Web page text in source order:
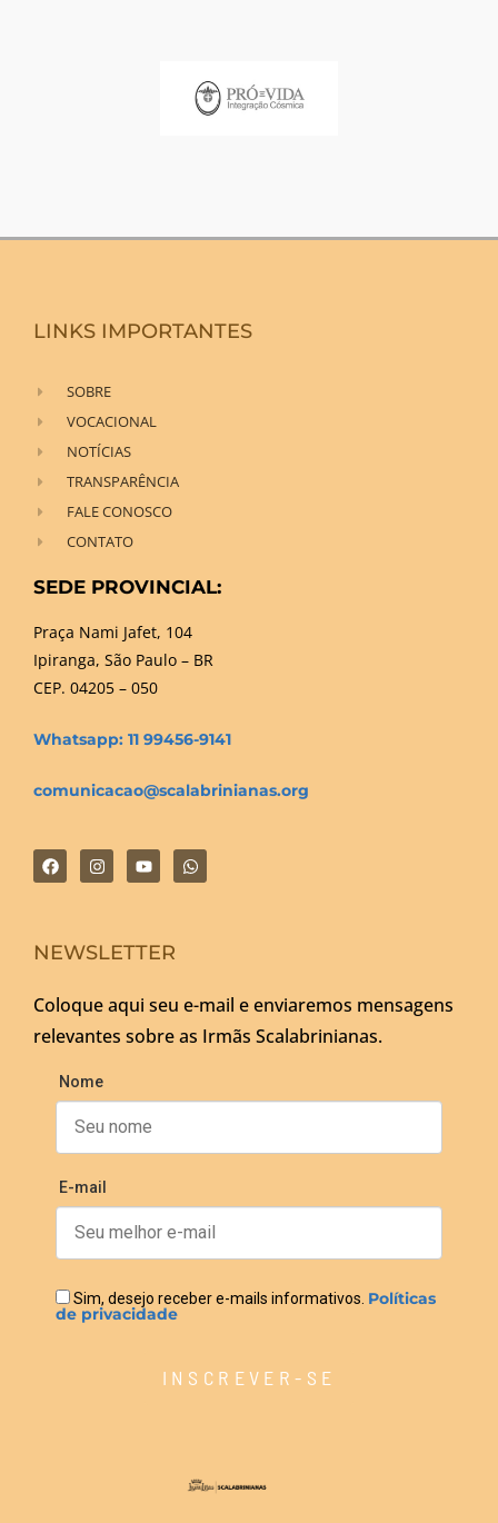
LINKS IMPORTANTES
SOBRE
VOCACIONAL
NOTÍCIAS
TRANSPARÊNCIA
FALE CONOSCO
CONTATO
SEDE PROVINCIAL:
Praça Nami Jafet, 104
Ipiranga, São Paulo – BR
CEP. 04205 – 050
Whatsapp: 11 99456-9141
comunicacao@scalabrinianas.org
NEWSLETTER
Coloque aqui seu e-mail e enviaremos mensagens
relevantes sobre as Irmãs Scalabrinianas.
Nome
E-mail
Sim, desejo receber e-mails informativos. Políticas
de privacidade
INSCREVER-SE